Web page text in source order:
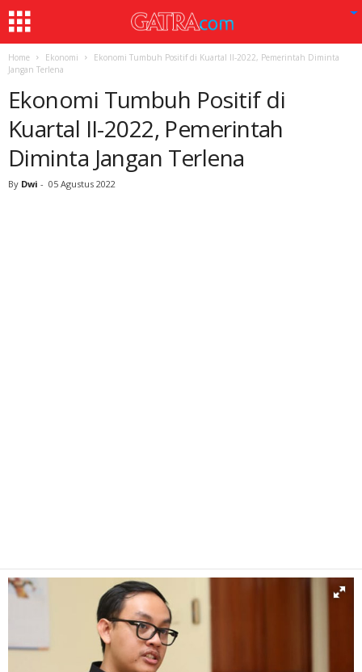
Home Ekonomi
Ekonomi Tumbuh Positif di Kuartal II-2022, Pemerintah Diminta
Jangan Terlena
Ekonomi Tumbuh Positif di
Kuartal II-2022, Pemerintah
Diminta Jangan Terlena
By Dwi - 05 Agustus 2022